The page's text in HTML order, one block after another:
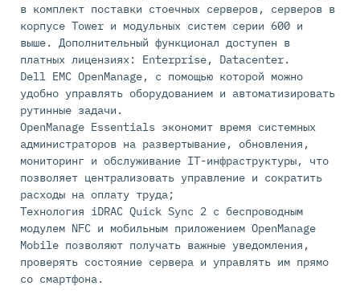
в комплект поставки стоечных серверов, серверов в
корпусе Tower и модульных систем серии 600 и
выше. Дополнительный функционал доступен в
платных лицензиях: Enterprise, Datacenter.
Dell EMC OpenManage, с помощью которой можно
удобно управлять оборудованием и автоматизировать
рутинные задачи.
OpenManage Essentials экономит время системных
администраторов на развертывание, обновления,
мониторинг и обслуживание IT-инфраструктуры, что
позволяет централизовать управление и сократить
расходы на оплату труда;
Технология iDRAC Quick Sync 2 с беспроводным
модулем NFC и мобильным приложением OpenManage
Mobile позволяют получать важные уведомления,
проверять состояние сервера и управлять им прямо
со смартфона.